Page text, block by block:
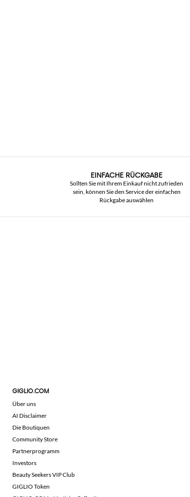
EINFACHE RÜCKGABE
Sollten Sie mit Ihrem Einkauf nicht zufrieden
sein, können Sie den Service der einfachen
Rückgabe auswählen
GIGLIO.COM
Über uns
AI Disclaimer
Die Boutiquen
Community Store
Partnerprogramm
Investors
Beauty Seekers VIP Club
GIGLIO Token